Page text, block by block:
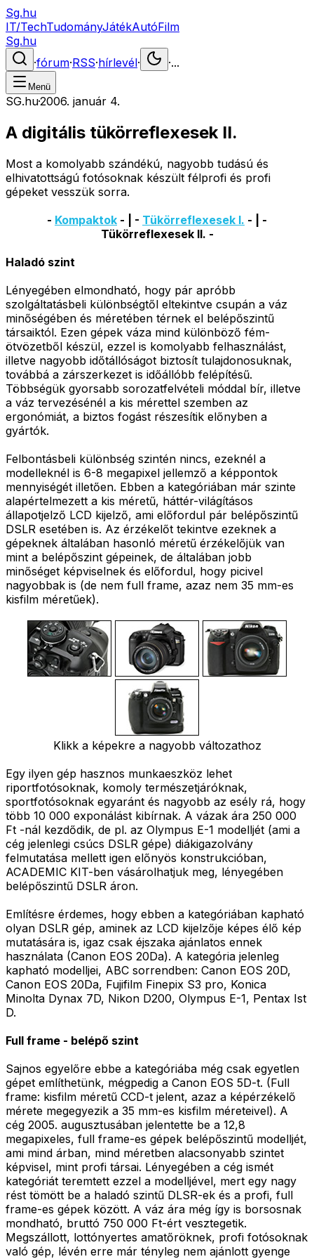
Sg.hu
IT/TechTudományJátékAutóFilm
Sg.hu
·fórum·RSS·hírlevél· ·...
Menü
SG.hu·2006. január 4.
A digitális tükörreflexesek II.
Most a komolyabb szándékú, nagyobb tudású és
elhivatottságú fotósoknak készült félprofi és profi
gépeket vesszük sorra.
- Kompaktok - | - Tükörreflexesek I. - | -
Tükörreflexesek II. -
Haladó szint
Lényegében elmondható, hogy pár apróbb
szolgáltatásbeli különbségtől eltekintve csupán a váz
minőségében és méretében térnek el belépőszintű
társaiktól. Ezen gépek váza mind különböző fém-
ötvözetből készül, ezzel is komolyabb felhasználást,
illetve nagyobb időtállóságot biztosít tulajdonosuknak,
továbbá a zárszerkezet is időállóbb felépítésű.
Többségük gyorsabb sorozatfelvételi móddal bír, illetve
a váz tervezésénél a kis mérettel szemben az
ergonómiát, a biztos fogást részesítik előnyben a
gyártók.
Felbontásbeli különbség szintén nincs, ezeknél a
modelleknél is 6-8 megapixel jellemző a képpontok
mennyiségét illetően. Ebben a kategóriában már szinte
alapértelmezett a kis méretű, háttér-világításos
állapotjelző LCD kijelző, ami előfordul pár belépőszintű
DSLR esetében is. Az érzékelőt tekintve ezeknek a
gépeknek általában hasonló méretű érzékelőjük van
mint a belépőszint gépeinek, de általában jobb
minőséget képviselnek és előfordul, hogy picivel
nagyobbak is (de nem full frame, azaz nem 35 mm-es
kisfilm méretűek).
Klikk a képekre a nagyobb változathoz
Egy ilyen gép hasznos munkaeszköz lehet
riportfotósoknak, komoly természetjáróknak,
sportfotósoknak egyaránt és nagyobb az esély rá, hogy
több 10 000 exponálást kibírnak. A vázak ára 250 000
Ft -nál kezdődik, de pl. az Olympus E-1 modelljét (ami a
cég jelenlegi csúcs DSLR gépe) diákigazolvány
felmutatása mellett igen előnyös konstrukcióban,
ACADEMIC KIT-ben vásárolhatjuk meg, lényegében
belépőszintű DSLR áron.
Említésre érdemes, hogy ebben a kategóriában kapható
olyan DSLR gép, aminek az LCD kijelzője képes élő kép
mutatására is, igaz csak éjszaka ajánlatos ennek
használata (Canon EOS 20Da). A kategória jelenleg
kapható modelljei, ABC sorrendben: Canon EOS 20D,
Canon EOS 20Da, Fujifilm Finepix S3 pro, Konica
Minolta Dynax 7D, Nikon D200, Olympus E-1, Pentax Ist
D.
Full frame - belépő szint
Sajnos egyelőre ebbe a kategóriába még csak egyetlen
gépet említhetünk, mégpedig a Canon EOS 5D-t. (Full
frame: kisfilm méretű CCD-t jelent, azaz a képérzékelő
mérete megegyezik a 35 mm-es kisfilm méreteivel). A
cég 2005. augusztusában jelentette be a 12,8
megapixeles, full frame-es gépek belépőszintű modelljét,
ami mind árban, mind méretben alacsonyabb szintet
képvisel, mint profi társai. Lényegében a cég ismét
kategóriát teremtett ezzel a modelljével, mert egy nagy
rést tömött be a haladó szintű DLSR-ek és a profi, full
frame-es gépek között. A váz ára még így is borsosnak
mondható, bruttó 750 000 Ft-ért vesztegetik.
Megszállott, lottónyertes amatőröknek, profi fotósoknak
való gép, lévén erre már tényleg nem ajánlott gyenge